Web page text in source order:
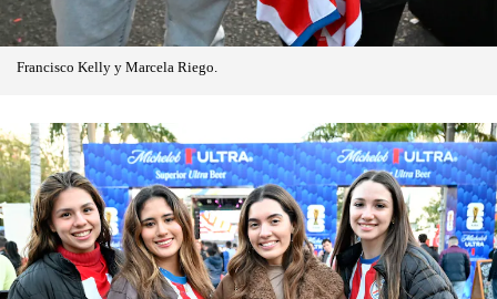
Francisco Kelly y Marcela Riego.